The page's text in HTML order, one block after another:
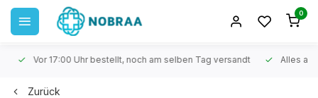
0
Vor 17:00 Uhr bestellt, noch am selben Tag versandt Alles auf
Zurück